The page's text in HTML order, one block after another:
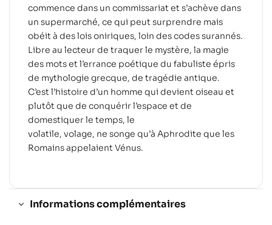
commence dans un commissariat et s’achève dans
un supermarché, ce qui peut surprendre mais
obéit à des lois oniriques, loin des codes surannés.
Libre au lecteur de traquer le mystère, la magie
des mots et l’errance poétique du fabuliste épris
de mythologie grecque, de tragédie antique.
C’est l’histoire d’un homme qui devient oiseau et
plutôt que de conquérir l’espace et de
domestiquer le temps, le
volatile, volage, ne songe qu’à Aphrodite que les
Romains appelaient Vénus.
Informations complémentaires